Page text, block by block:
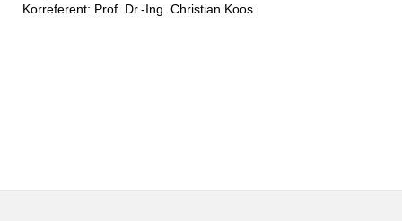
Korreferent: Prof. Dr.-Ing. Christian Koos